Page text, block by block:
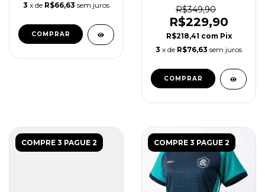
3 x de R$66,63 sem juros
COMPRAR
R$349,90
R$229,90
R$218,41 com Pix
3 x de R$76,63 sem juros
COMPRAR
COMPRE 3 PAGUE 2 COMPRE 3 PAGUE 2